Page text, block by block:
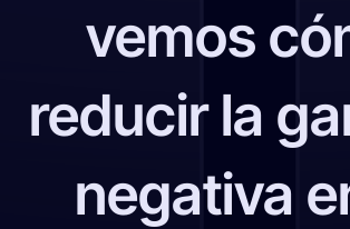
vemos
reducir la
negativa